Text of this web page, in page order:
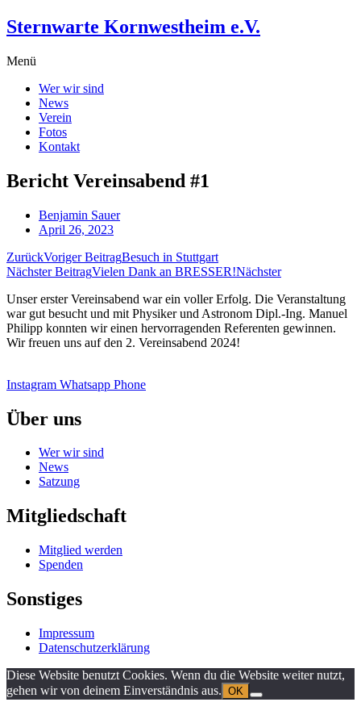
Zum
Inhalt
Sternwarte Kornwestheim e.V.
Menü
Wer wir sind
News
Verein
Fotos
Kontakt
Bericht Vereinsabend #1
Benjamin Sauer
April 26, 2023
ZurückVoriger BeitragBesuch in Stuttgart
Nächster BeitragVielen Dank an BRESSER!Nächster
Unser erster Vereinsabend war ein voller Erfolg. Die Veranstaltung
war gut besucht und mit Physiker und Astronom Dipl.-Ing. Manuel
Philipp konnten wir einen hervorragenden Referenten gewinnen.
Wir freuen uns auf den 2. Vereinsabend 2024!
Instagram Whatsapp Phone
Über uns
Wer wir sind
News
Satzung
Mitgliedschaft
Mitglied werden
Spenden
Sonstiges
Impressum
Datenschutzerklärung
Diese Website benutzt Cookies. Wenn du die Website weiter nutzt,
gehen wir von deinem Einverständnis aus. OK